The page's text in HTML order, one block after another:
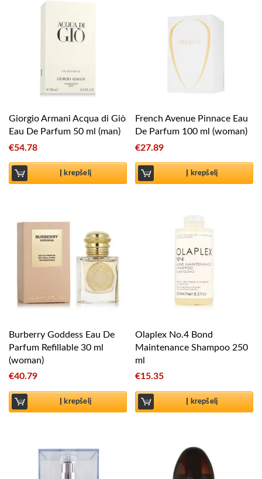
Giorgio Armani Acqua di Giò
Eau De Parfum 50 ml (man)
€54.78
Į krepšelį
French Avenue Pinnace Eau
De Parfum 100 ml (woman)
€27.89
Į krepšelį
Burberry Goddess Eau De
Parfum Refillable 30 ml
(woman)
€40.79
Į krepšelį
Olaplex No.4 Bond
Maintenance Shampoo 250
ml
€15.35
Į krepšelį